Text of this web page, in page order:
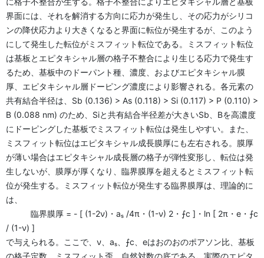
界面には、それを解消する方向に応力が発生し、その応力がシリコ
ンの降伏応力より大きくなると界面に転位が発生するが、このよう
にして発生した転位がミスフィット転位である。ミスフィット転位
は基板とエピタキシャル層の格子不整合により生じる応力で発生す
るため、基板中のドーパント種、濃度、およびエピタキシャル膜
厚、エピタキシャル層ドーピング濃度により影響される。各元素の
共有結合半径は、Sb (0.136) > As (0.118) > Si (0.117) > P (0.110) >
B (0.088 nm) のため、Siと共有結合半径差が大きいSb、Bを高濃度
にドーピングした基板でミスフィット転位は発生しやすい。また、
ミスフィット転位はエピタキシャル成長膜厚にも左右される。膜厚
が薄い場合はエピタキシャル成長層の格子が弾性変形し、転位は発
生しないが、膜厚が厚くなり、臨界膜厚を超えるとミスフィット転
位が発生する。ミスフィット転位が発生する臨界膜厚は、理論的に
は、
臨界膜厚 = - [ (1-2ν)・aₛ /4π・(1-ν) 2・⨍c ]・ln [ 2π・e・⨍c
/ (1-ν) ]
で与えられる。ここで、ν、aₛ、⨍c、eはおのおのポアソン比、基板
の格子定数、ミスフィット歪、自然対数の底である。実際のエピタ